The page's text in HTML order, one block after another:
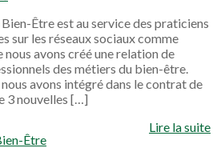
Être est au service des praticiens
sur les réseaux sociaux comme
avons créé une relation de
des métiers du bien-être.
nous avons intégré dans le contrat de
3 nouvelles […]
Être
Lire la suite